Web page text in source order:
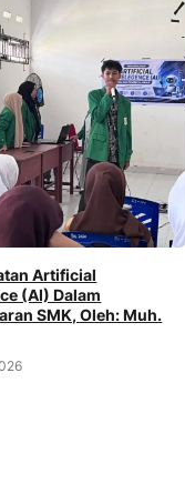
Artificial
(AI) Dalam
SMK, Oleh: Muh.